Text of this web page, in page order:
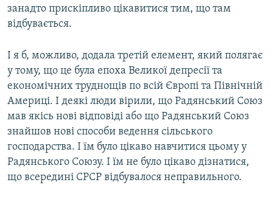
занадто прискіпливо цікавитися тим, що там
відбувається.
І я б, можливо, додала третій елемент, який полягає
у тому, що це була епоха Великої депресії та
економічних труднощів по всій Європі та Північній
Америці. І деякі люди вірили, що Радянський Союз
мав якісь нові відповіді або що Радянський Союз
знайшов нові способи ведення сільського
господарства. І їм було цікаво навчитися цьому у
Радянського Союзу. І їм не було цікаво дізнатися,
що всередині СРСР відбувалося неправильного.